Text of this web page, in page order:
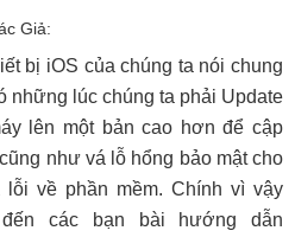
Giả:
bị iOS của chúng ta nói chung
những lúc chúng ta phải Update
lên một bản cao hơn để cập
như vá lỗ hổng bảo mật cho
về phần mềm. Chính vì vậy
đến các bạn bài hướng dẫn